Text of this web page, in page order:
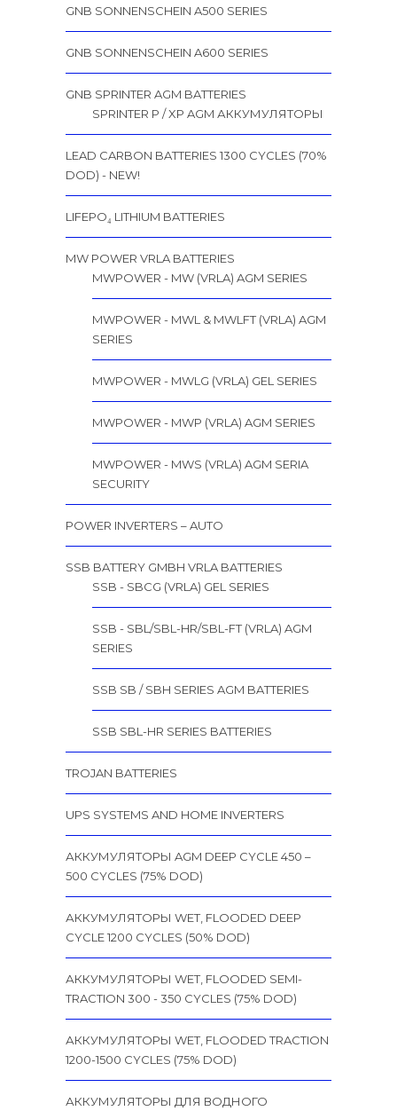
GNB SONNENSCHEIN A500 SERIES
GNB SONNENSCHEIN A600 SERIES
GNB SPRINTER AGM BATTERIES
SPRINTER P / XP AGM АККУМУЛЯТОРЫ
LEAD CARBON BATTERIES 1300 CYCLES (70%
DOD) - NEW!
LIFEPO₄ LITHIUM BATTERIES
MW POWER VRLA BATTERIES
MWPOWER - MW (VRLA) AGM SERIES
MWPOWER - MWL & MWLFT (VRLA) AGM
SERIES
MWPOWER - MWLG (VRLA) GEL SERIES
MWPOWER - MWP (VRLA) AGM SERIES
MWPOWER - MWS (VRLA) AGM SERIA
SECURITY
POWER INVERTERS – AUTO
SSB BATTERY GMBH VRLA BATTERIES
SSB - SBCG (VRLA) GEL SERIES
SSB - SBL/SBL-HR/SBL-FT (VRLA) AGM
SERIES
SSB SB / SBH SERIES AGM BATTERIES
SSB SBL-HR SERIES BATTERIES
TROJAN BATTERIES
UPS SYSTEMS AND HOME INVERTERS
АККУМУЛЯТОРЫ AGM DEEP CYCLE 450 –
500 CYCLES (75% DOD)
АККУМУЛЯТОРЫ WET, FLOODED DEEP
CYCLE 1200 CYCLES (50% DOD)
АККУМУЛЯТОРЫ WET, FLOODED SEMI-
TRACTION 300 - 350 CYCLES (75% DOD)
АККУМУЛЯТОРЫ WET, FLOODED TRACTION
1200-1500 CYCLES (75% DOD)
АККУМУЛЯТОРЫ ДЛЯ ВОДНОГО